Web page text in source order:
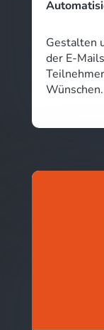
Gestalten
der E-
Wünschen.